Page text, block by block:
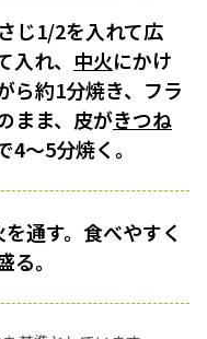
じ1/2を入れて広
れ、 中火にかけ
ら約1分焼き、フラ
まま、皮がきつね
4～5分焼く。
通す。食べやすく
。